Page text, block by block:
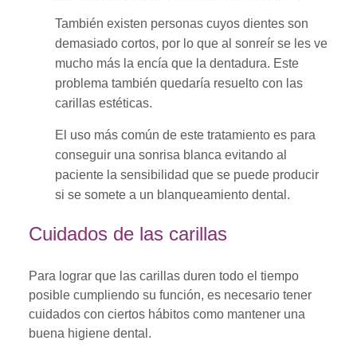
También existen personas cuyos dientes son
demasiado cortos, por lo que al sonreír se les ve
mucho más la encía que la dentadura. Este
problema también quedaría resuelto con las
carillas estéticas.
El uso más común de este tratamiento es para
conseguir una sonrisa blanca evitando al
paciente la sensibilidad que se puede producir
si se somete a un blanqueamiento dental.
Cuidados de las carillas
Para lograr que las carillas duren todo el tiempo
posible cumpliendo su función, es necesario tener
cuidados con ciertos hábitos como mantener una
buena higiene dental.